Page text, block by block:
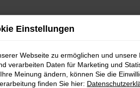
Einstellungen
Webseite zu ermöglichen und unsere
verarbeiten Daten für Marketing und
Meinung ändern, können Sie die
finden Sie hier: